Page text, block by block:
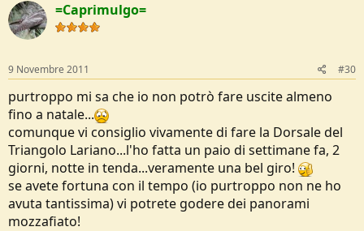
=Caprimulgo=
9 Novembre 2011 #30
purtroppo mi sa che io non potrò fare uscite almeno
fino a natale...
comunque vi consiglio vivamente di fare la Dorsale del
Triangolo Lariano...l'ho fatta un paio di settimane fa, 2
giorni, notte in tenda...veramente una bel giro!
se avete fortuna con il tempo (io purtroppo non ne ho
avuta tantissima) vi potrete godere dei panorami
mozzafiato!